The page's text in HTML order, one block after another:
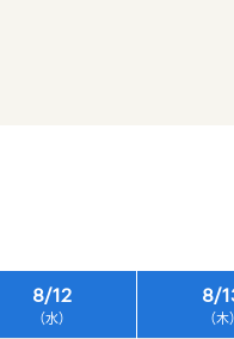
8/12
（水）
8/
（木）